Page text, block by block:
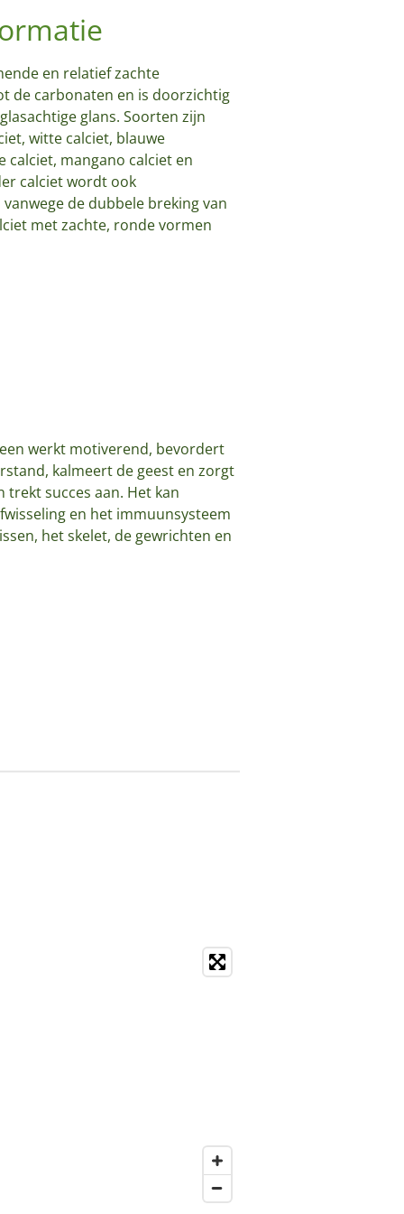
en relatief zachte
de carbonaten en is doorzichtig
glans. Soorten zijn
witte calciet, blauwe
calciet, mangano calciet en
calciet wordt ook
de dubbele breking van
met zachte, ronde vormen
werkt motiverend, bevordert
kalmeert de geest en zorgt
succes aan. Het kan
en het immuunsysteem
het skelet, de gewrichten en